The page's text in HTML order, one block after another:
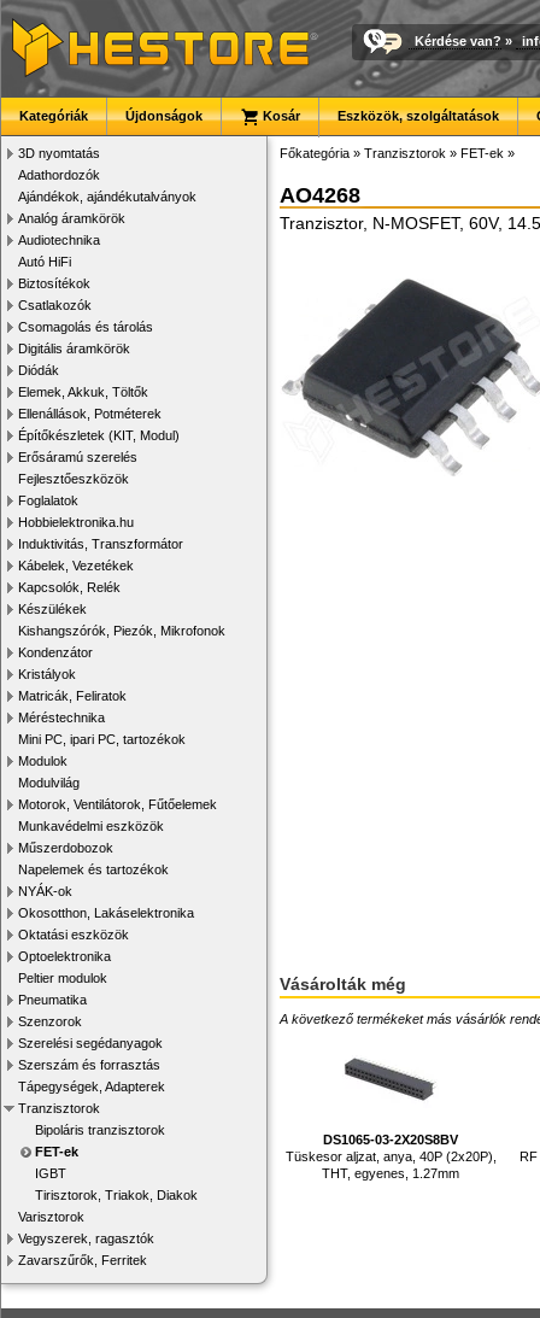
Kérdése van? »
Kategóriák Újdonságok Kosár Eszközök, szolgáltatások
3D nyomtatás
Adathordozók
Ajándékok, ajándékutalványok
Analóg áramkörök
Audiotechnika
Autó HiFi
Biztosítékok
Csatlakozók
Csomagolás és tárolás
Digitális áramkörök
Diódák
Elemek, Akkuk, Töltők
Ellenállások, Potméterek
Építőkészletek (KIT, Modul)
Erősáramú szerelés
Fejlesztőeszközök
Foglalatok
Hobbielektronika.hu
Induktivitás, Transzformátor
Kábelek, Vezetékek
Kapcsolók, Relék
Készülékek
Kishangszórók, Piezók, Mikrofonok
Kondenzátor
Kristályok
Matricák, Feliratok
Méréstechnika
Mini PC, ipari PC, tartozékok
Modulok
Modulvilág
Motorok, Ventilátorok, Fűtőelemek
Munkavédelmi eszközök
Műszerdobozok
Napelemek és tartozékok
NYÁK-ok
Okosotthon, Lakáselektronika
Oktatási eszközök
Optoelektronika
Peltier modulok
Pneumatika
Szenzorok
Szerelési segédanyagok
Szerszám és forrasztás
Tápegységek, Adapterek
Tranzisztorok
Bipoláris tranzisztorok
FET-ek
IGBT
Tirisztorok, Triakok, Diakok
Varisztorok
Vegyszerek, ragasztók
Zavarszűrők, Ferritek
Főkategória » Tranzisztorok » FET-ek »
AO4268
Tranzisztor, N-MOSFET, 60V,
Vásárolták még
A következő termékeket más vásárlók
DS1065-03-2X20S8BV
Tüskesor aljzat, anya, 40P (2x20P),
THT, egyenes, 1.27mm
RF